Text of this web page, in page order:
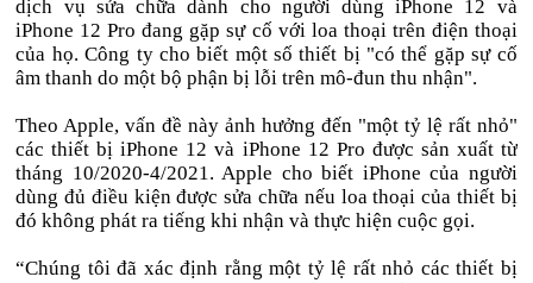
dịch vụ sửa chữa dành cho người dùng iPhone 12 và
iPhone 12 Pro đang gặp sự cố với loa thoại trên điện thoại
của họ. Công ty cho biết một số thiết bị "có thể gặp sự cố
âm thanh do một bộ phận bị lỗi trên mô-đun thu nhận".
Theo Apple, vấn đề này ảnh hưởng đến "một tỷ lệ rất nhỏ"
các thiết bị iPhone 12 và iPhone 12 Pro được sản xuất từ
tháng 10/2020-4/2021. Apple cho biết iPhone của người
dùng đủ điều kiện được sửa chữa nếu loa thoại của thiết bị
đó không phát ra tiếng khi nhận và thực hiện cuộc gọi.
“Chúng tôi đã xác định rằng một tỷ lệ rất nhỏ các thiết bị